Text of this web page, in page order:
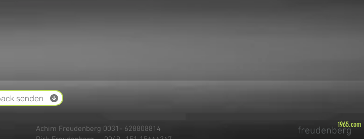
senden
Achim Freudenberg 0031- 628808814
1965.com
freudenberg